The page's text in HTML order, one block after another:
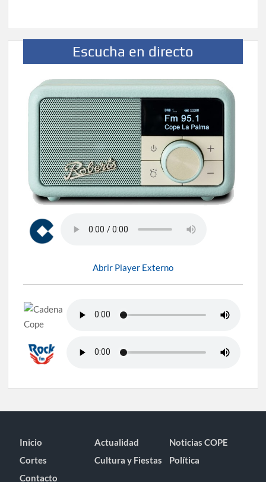
Escucha en directo
Abrir Player Externo
Inicio Actualidad
Noticias COPE
Cortes
Cultura y Fiestas
Política
Contacto